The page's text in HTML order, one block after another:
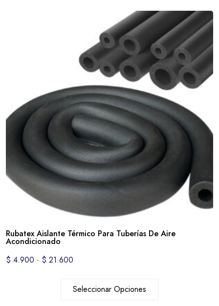
Rubatex Aislante Térmico Para Tuberías De Aire
Acondicionado
$ 4.900 - $ 21.600
Seleccionar Opciones